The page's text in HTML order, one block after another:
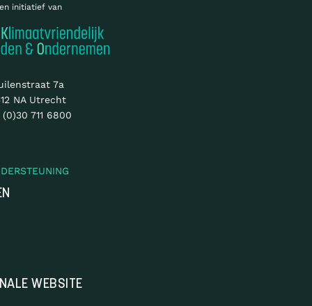
initiatief van
7a
NA Utrecht
(0)30 711 6800
WEBSITE